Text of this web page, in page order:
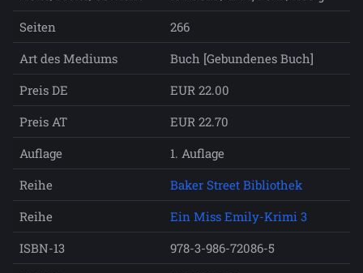
Seiten
266
Art des Mediums
Buch [Gebundenes Buch]
Preis DE
EUR 22.00
Preis AT
EUR 22.70
Auflage
1. Auflage
Reihe
Baker Street Bibliothek
Reihe
Ein Miss Emily-Krimi 3
ISBN-13
978-3-986-72086-5